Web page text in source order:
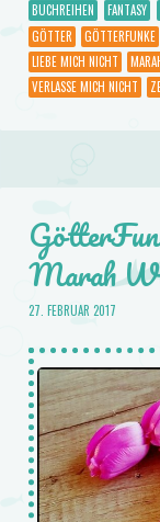
BUCHREIHEN FANTASY
GÖTTER
GÖTTERFUNKE
LIEBE MICH NICHT
VERLASSE MICH NICHT
Marah
27. FEBRUAR 2017